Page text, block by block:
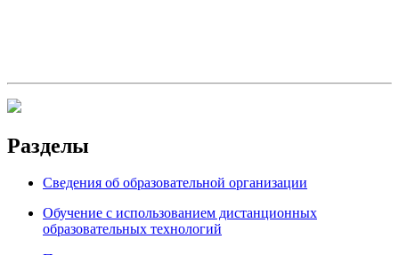
Разделы
Сведения об образовательной организации
Обучение с использованием дистанционных
образовательных технологий